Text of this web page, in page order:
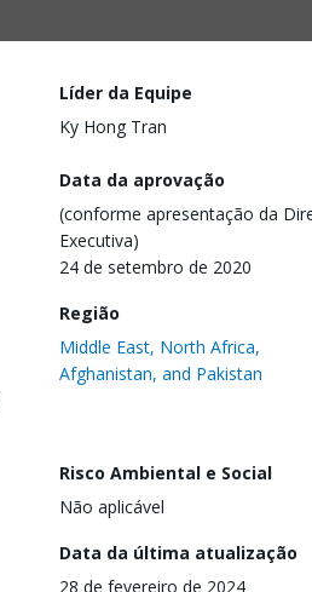
Líder da Equipe
Ky Hong Tran
Data da aprovação
(conforme apresentação da
Executiva)
24 de setembro de 2020
Região
Middle East, North Africa,
Afghanistan, and Pakistan
Risco Ambiental e Social
Não aplicável
Data da última atualização
28 de fevereiro de 2024